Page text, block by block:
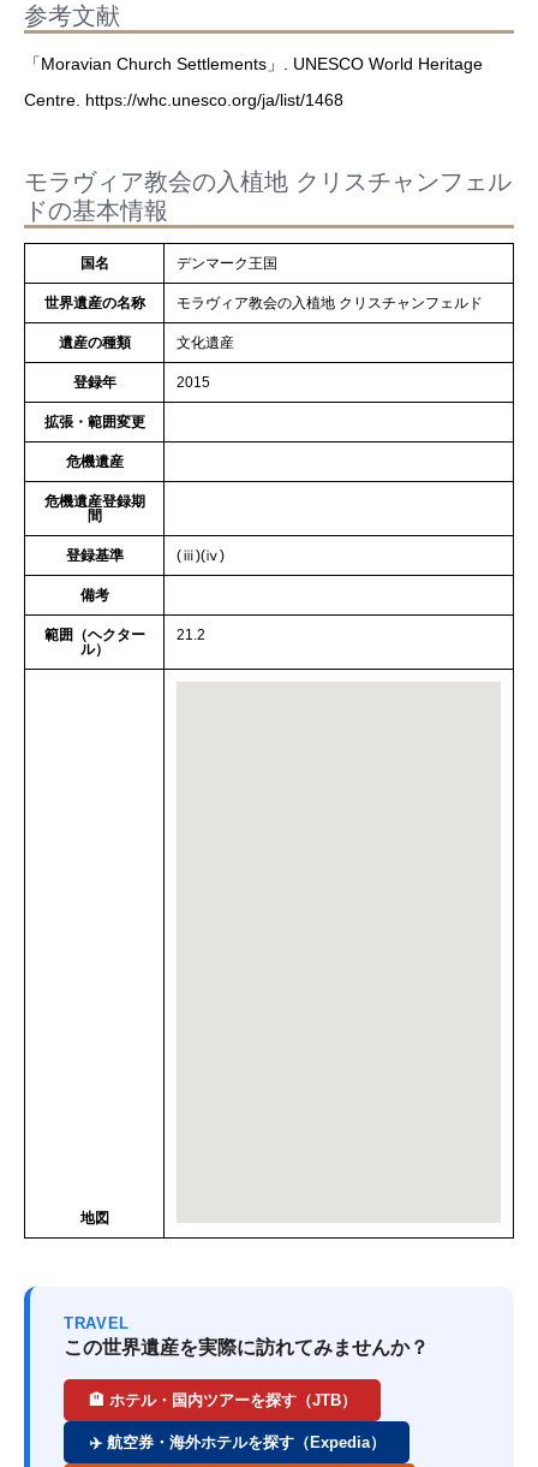
参考文献
「Moravian Church Settlements」. UNESCO World Heritage
Centre. https://whc.unesco.org/ja/list/1468
モラヴィア教会の入植地 クリスチャンフェル
ドの基本情報
国名 デンマーク王国
世界遺産の名称 モラヴィア教会の入植地 クリスチャンフェルド
遺産の種類 文化遺産
登録年 2015
拡張・範囲変更
危機遺産
危機遺産登録期
間
登録基準 (ⅲ)(ⅳ)
備考
範囲（ヘクター
ル）
21.2
地図
TRAVEL
この世界遺産を実際に訪れてみませんか？
🏨 ホテル・国内ツアーを探す（JTB）
✈️ 航空券・海外ホテルを探す（Expedia）